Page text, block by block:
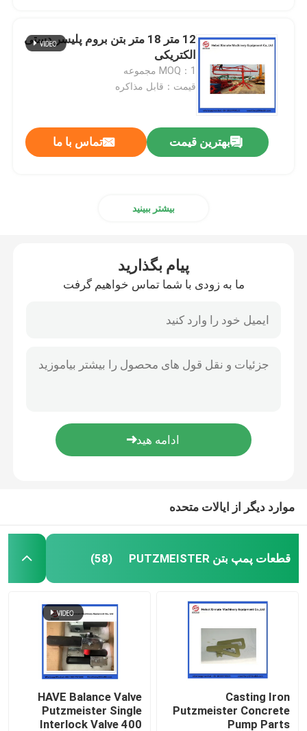
محصولات
فیلم های
12 متر 18 متر بتن بروم پلیسر دستی
الکتریکی
MOQ：1 مجموعه
قیمت：قابل مذاکره
بهترین قیمت تماس با ما
بیشتر ببینید
پیام بگذارید
ما به زودی با شما تماس خواهیم گرفت
موارد دیگر از ایالات متحده
قطعات پمپ بتن PUTZMEISTER (58)
Casting Iron
Putzmeister Concrete
Pump Parts
HAVE Balance Valve
Putzmeister Single
Interlock Valve 400